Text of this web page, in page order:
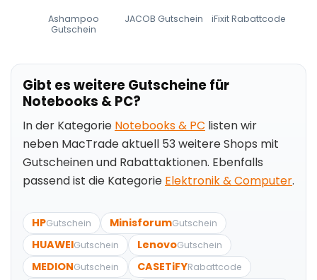
Ashampoo
Gutschein
JACOB Gutschein iFixit Rabattcode
Gibt es weitere Gutscheine für
Notebooks & PC?
In der Kategorie Notebooks & PC listen wir
neben MacTrade aktuell 53 weitere Shops mit
Gutscheinen und Rabattaktionen. Ebenfalls
passend ist die Kategorie Elektronik & Computer.
HPGutschein MinisforumGutschein
HUAWEIGutschein LenovoGutschein
MEDIONGutschein CASETiFYRabattcode